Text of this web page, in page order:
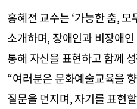
홍혜전 교수는 ‘가능한 춤, 모
소개하며, 장애인과 비장애
통해 자신을 표현하고 함께
“여러분은 문화예술교육을
질문을 던지며, 자기를 표현